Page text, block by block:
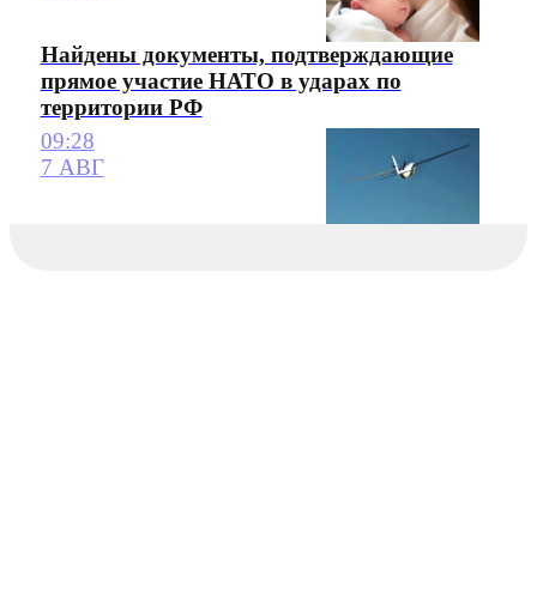
Найдены документы, подтверждающие
прямое участие НАТО в ударах по
территории РФ
09:28
7 АВГ